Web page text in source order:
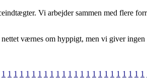
Vi arbejder sammen med flere
værnes om hyppigt, men vi giver
1 1 1 1 1 1 1 1 1 1 1 1 1 1 1 1 1 1 1 1 1 1 1 1